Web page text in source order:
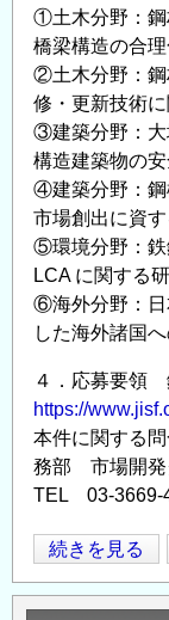
つ
い
て
の
①土木分野：鋼
橋梁構造の合
②土木分野：鋼
修・更新技術
③建築分野：大
構造建築物の
④建築分野：鋼
市場創出に資
⑤環境分野：鉄
LCA に関する
⑥海外分野：日
した海外諸国
４．応募要領
https://
本件に関する
務部 市場開
TEL 03-3669-
【日
本
鉄
続きを見る